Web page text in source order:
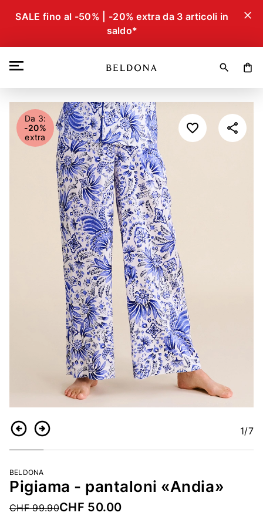
SALE fino al -50% | -20% extra da 3 articoli in
saldo*
close
search shopping_bag
IndietroContinua 1/7
Da 3:
-20%
extra
BELDONA
Pigiama - pantaloni «Andia»
Price reduced from
CHF 99.90CHF 50.00